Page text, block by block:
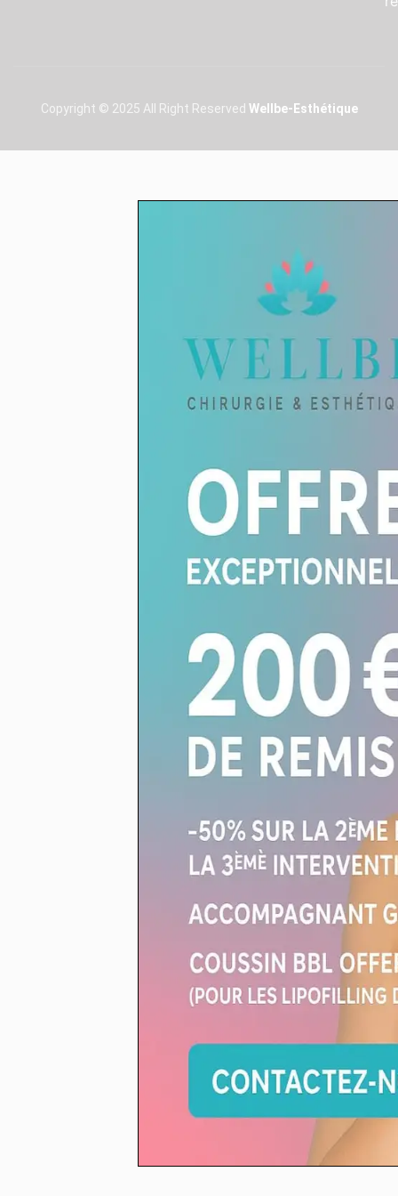
Copyright © 2025 All Right Reserved Wellbe-Esthétique